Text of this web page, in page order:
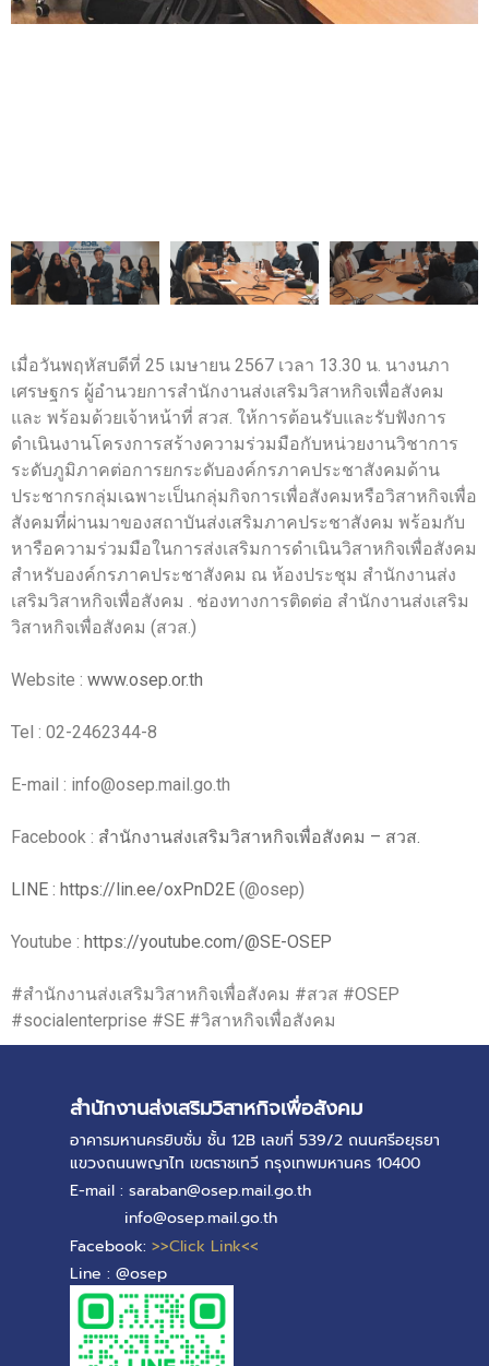
เมื่อวันพฤหัสบดีที่ 25 เมษายน 2567 เวลา 13.30 น. นางนภา
เศรษฐกร ผู้อำนวยการสำนักงานส่งเสริมวิสาหกิจเพื่อสังคม
และ พร้อมด้วยเจ้าหน้าที่ สวส. ให้การต้อนรับและรับฟังการ
ดำเนินงานโครงการสร้างความร่วมมือกับหน่วยงานวิชาการ
ระดับภูมิภาคต่อการยกระดับองค์กรภาคประชาสังคมด้าน
ประชากรกลุ่มเฉพาะเป็นกลุ่มกิจการเพื่อสังคมหรือวิสาหกิจเพื่อ
สังคมที่ผ่านมาของสถาบันส่งเสริมภาคประชาสังคม พร้อมกับ
หารือความร่วมมือในการส่งเสริมการดำเนินวิสาหกิจเพื่อสังคม
สำหรับองค์กรภาคประชาสังคม ณ ห้องประชุม สำนักงานส่ง
เสริมวิสาหกิจเพื่อสังคม . ช่องทางการติดต่อ สำนักงานส่งเสริม
วิสาหกิจเพื่อสังคม (สวส.)
Website : www.osep.or.th
Tel : 02-2462344-8
E-mail : info@osep.mail.go.th
Facebook : สำนักงานส่งเสริมวิสาหกิจเพื่อสังคม – สวส.
LINE : https://lin.ee/oxPnD2E (@osep)
Youtube : https://youtube.com/@SE-OSEP
#สำนักงานส่งเสริมวิสาหกิจเพื่อสังคม #สวส #OSEP
#socialenterprise #SE #วิสาหกิจเพื่อสังคม
สำนักงานส่งเสริมวิสาหกิจเพื่อสังคม
อาคารมหานครยิบซั่ม ชั้น 12B เลขที่ 539/2 ถนนศรีอยุธยา
แขวงถนนพญาไท เขตราชเทวี กรุงเทพมหานคร 10400
E-mail : saraban@osep.mail.go.th
info@osep.mail.go.th
Facebook: >>Click Link<<
Line : @osep